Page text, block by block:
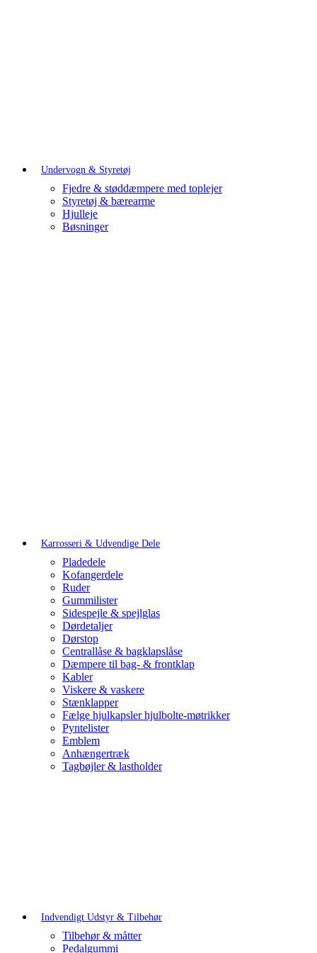
Undervogn & Styretøj
Fjedre & støddæmpere med toplejer
Styretøj & bærearme
Hjulleje
Bøsninger
Karrosseri & Udvendige Dele
Pladedele
Kofangerdele
Ruder
Gummilister
Sidespejle & spejlglas
Dørdetaljer
Dørstop
Centrallåse & bagklapslåse
Dæmpere til bag- & frontklap
Kabler
Viskere & vaskere
Stænklapper
Fælge hjulkapsler hjulbolte-møtrikker
Pyntelister
Emblem
Anhængertræk
Tagbøjler & lastholder
Indvendigt Udstyr & Tilbehør
Tilbehør & måtter
Pedalgummi